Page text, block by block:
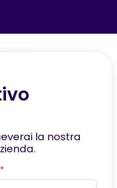
la nostra